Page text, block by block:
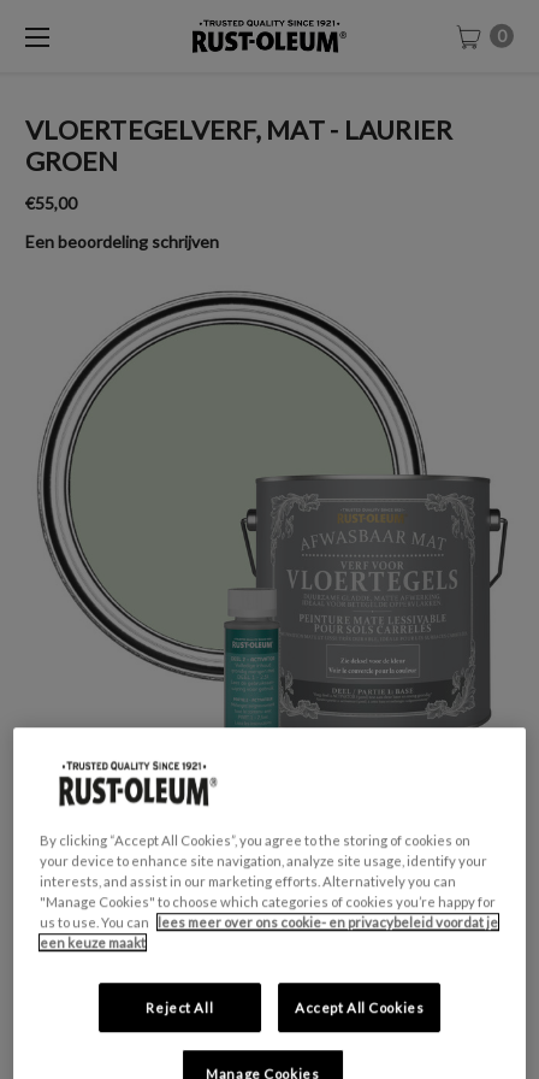
0
VLOERTEGELVERF, MAT - LAURIER
GROEN
€55,00
Een beoordeling schrijven
GESCHIKT VOOR: Vloertegels
KLEURGROEP:
KLEURCOLLECTIE:
By clicking “Accept All Cookies”, you agree to the storing of cookies on
your device to enhance site navigation, analyze site usage, identify your
interests, and assist in our marketing efforts. Alternatively you can
"Manage Cookies" to choose which categories of cookies you’re happy for
us to use. You can
lees meer over ons cookie- en privacybeleid voordat je
een keuze maakt
Reject All Accept All Cookies
Manage Cookies